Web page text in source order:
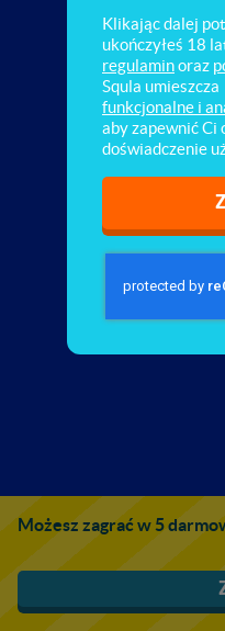
Możesz zagrać w 5
Klikając dalej
ukończyłeś 18
regulaminoraz
Squla umieszcza
funkcjonalne i
aby zapewnić Ci
doświadczenie